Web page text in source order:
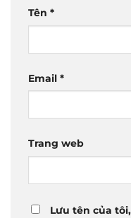
Tên *
Email *
Trang web
Lưu tên của